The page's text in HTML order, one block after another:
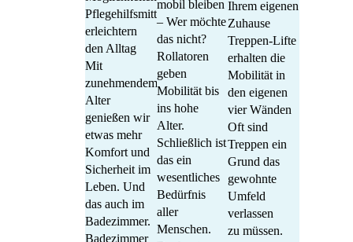
Pflegehilfsmittel
erleichtern
den Alltag
Mit
zunehmendem
Alter
genießen wir
etwas mehr
Komfort und
Sicherheit im
Leben. Und
das auch im
Badezimmer.
Badezimmer
mobil bleiben
– Wer möchte
das nicht?
Rollatoren
geben
Mobilität bis
ins hohe
Alter.
Schließlich ist
das ein
wesentliches
Bedürfnis
aller
Menschen.
Ihrem eigenen
Zuhause
Treppen-Lifte
erhalten die
Mobilität in
den eigenen
vier Wänden
Oft sind
Treppen ein
Grund das
gewohnte
Umfeld
verlassen
zu müssen.